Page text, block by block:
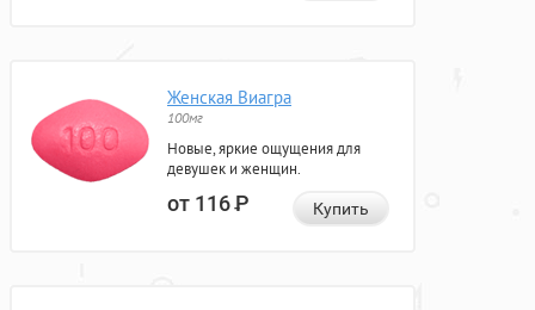
Женская Виагра
100мг
Новые, яркие ощущения для
девушек и женщин.
от 116Р Купить